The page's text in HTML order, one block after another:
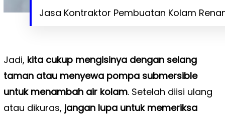
Jasa Kontraktor Pembuatan Kolam
Jadi, kita cukup mengisinya dengan selang
taman atau menyewa pompa submersible
untuk menambah air kolam. Setelah diisi ulang
atau dikuras, jangan lupa untuk memeriksa